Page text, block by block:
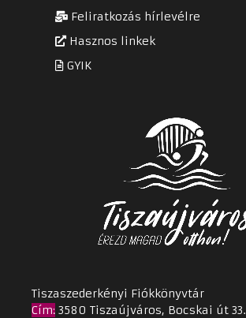
Feliratkozás hírlevélre
Hasznos linkek
GYIK
Tiszaszederkényi Fiókkönyvtár
Cím: 3580 Tiszaújváros, Bocskai út 33.